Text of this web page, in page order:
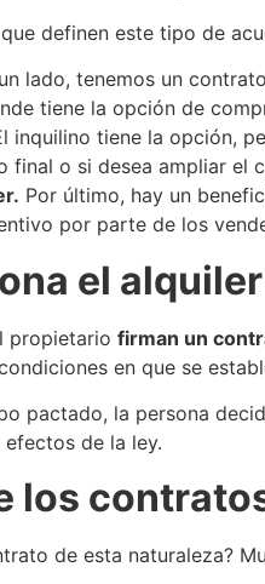
definen este tipo de
lado, tenemos un
tiene la opción de
inquilino tiene la opción,
final o si desea ampliar el
Por último, hay un
por parte de los
el
propietario firman un
en que se
pactado, la persona
de la ley.
los
de esta naturaleza?